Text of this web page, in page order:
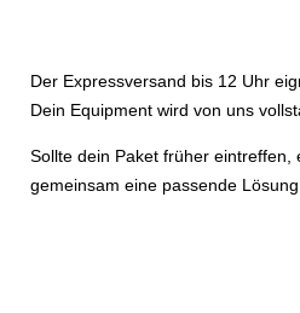
Der Expressversand bis 12 Uhr
Dein Equipment wird von uns
Sollte dein Paket früher
gemeinsam eine passende Lösung.